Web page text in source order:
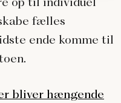
fælles
ende komme til
bliver hængende